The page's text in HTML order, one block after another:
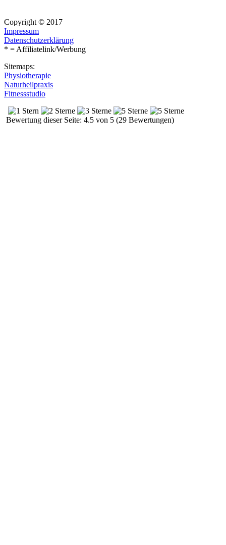
Copyright © 2017
Impressum
Datenschutzerklärung
* = Affiliatelink/Werbung
Sitemaps:
Physiotherapie
Naturheilpraxis
Fitnessstudio
Bewertung dieser Seite: 4.5 von 5 (29 Bewertungen)